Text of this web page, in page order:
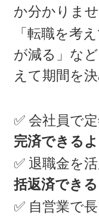
か分かりませ
「転職を考
が減る」な
えて期間を
✅ 会社員で
完済できる
✅ 退職金を
括返済でき
✅ 自営業で